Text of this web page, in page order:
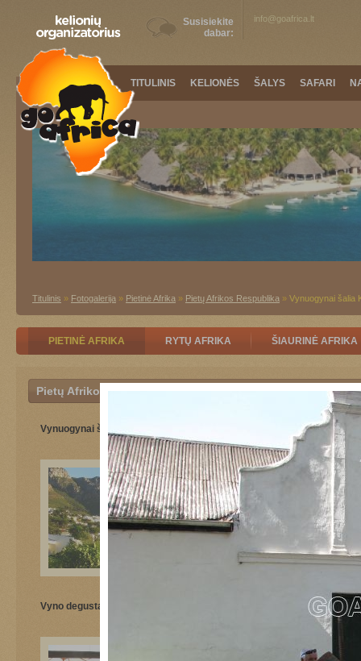
Susisiekite
dabar:
info@goafrica.lt
TITULINIS KELIONĖS ŠALYS SAFARI
Titulinis » Fotogalerija » Pietinė Afrika » Pietų Afrikos Respublika » Vynuogynai šalia
PIETINĖ AFRIKA RYTŲ AFRIKA ŠIAURINĖ AFRIKA
Pietų Afrikos Respublika
Vynuogynai šalia Keiptauno Vynuogynai šalia Keiptauno
Vyno degustacija Brendžio degustacija